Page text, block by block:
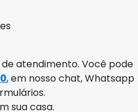
atendimento. Você pode
, em nosso chat, Whatsapp
sua casa.